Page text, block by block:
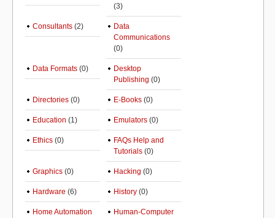
(3)
Consultants (2)
Data
Communications
(0)
Data Formats (0)
Desktop
Publishing (0)
Directories (0) E-Books (0)
Education (1) Emulators (0)
Ethics (0)
FAQs Help and
Tutorials (0)
Graphics (0) Hacking (0)
Hardware (6) History (0)
Home Automation
Human-Computer